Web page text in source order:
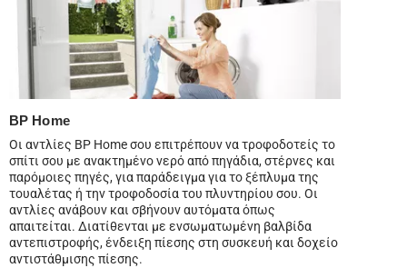
BP Home
Οι αντλίες BP Home σου επιτρέπουν να τροφοδοτείς το
σπίτι σου με ανακτημένο νερό από πηγάδια, στέρνες και
παρόμοιες πηγές, για παράδειγμα για το ξέπλυμα της
τουαλέτας ή την τροφοδοσία του πλυντηρίου σου. Οι
αντλίες ανάβουν και σβήνουν αυτόματα όπως
απαιτείται. Διατίθενται με ενσωματωμένη βαλβίδα
αντεπιστροφής, ένδειξη πίεσης στη συσκευή και δοχείο
αντιστάθμισης πίεσης.